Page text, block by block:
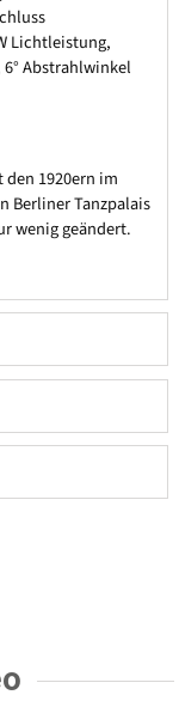
Lichtleistung,
6° Abstrahlwinkel
den 1920ern im
Berliner Tanzpalais
wenig geändert.